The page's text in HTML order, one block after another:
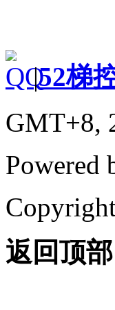
|52梯
GMT+8,
Powered
返回顶部